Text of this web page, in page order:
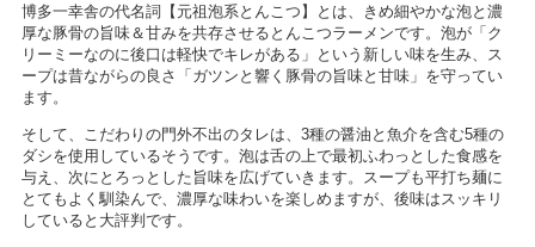
博多一幸舎の代名詞【元祖泡系とんこつ】とは、きめ細やかな泡と濃
厚な豚骨の旨味＆甘みを共存させるとんこつラーメンです。泡が「ク
リーミーなのに後口は軽快でキレがある」という新しい味を生み、ス
ープは昔ながらの良さ「ガツンと響く豚骨の旨味と甘味」を守ってい
ます。
そして、こだわりの門外不出のタレは、3種の醤油と魚介を含む5種の
ダシを使用しているそうです。泡は舌の上で最初ふわっとした食感を
与え、次にとろっとした旨味を広げていきます。スープも平打ち麺に
とてもよく馴染んで、濃厚な味わいを楽しめますが、後味はスッキリ
していると大評判です。